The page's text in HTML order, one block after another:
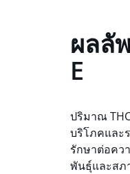
ผลลั
E
ปริมาณ
บริโภคและ
รักษาต่อคว
พันธุ์และสภ